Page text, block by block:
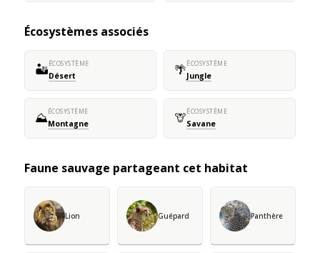
Écosystèmes associés
🏜️ÉCOSYSTÈME
Désert 🌴ÉCOSYSTÈME
Jungle
⛰️ÉCOSYSTÈME
Montagne 🦒ÉCOSYSTÈME
Savane
Faune sauvage partageant cet habitat
Lion Guépard Panthère